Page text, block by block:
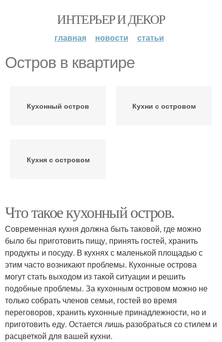
ИНТЕРЬЕР И ДЕКОР
главная новости статьи
Остров в квартире
Кухонный остров Кухни с островом
Кухня с островом
Что такое кухонный остров.
Современная кухня должна быть таковой, где можно
было бы приготовить пищу, принять гостей, хранить
продукты и посуду. В кухнях с маленькой площадью с
этим часто возникают проблемы. Кухонные острова
могут стать выходом из такой ситуации и решить
подобные проблемы. За кухонным островом можно не
только собрать членов семьи, гостей во время
переговоров, хранить кухонные принадлежности, но и
приготовить еду. Остается лишь разобраться со стилем и
расцветкой для вашей кухни.